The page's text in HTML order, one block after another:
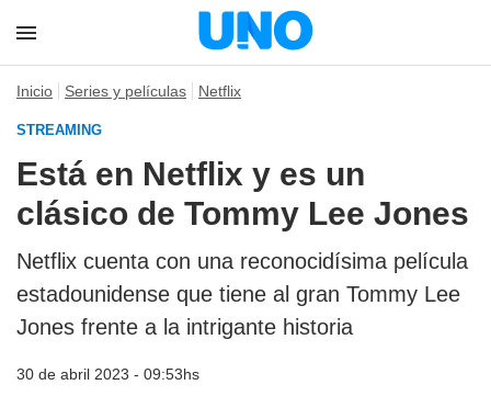
Inicio Series y películas Netflix
STREAMING
Está en Netflix y es un
clásico de Tommy Lee Jones
Netflix cuenta con una reconocidísima película
estadounidense que tiene al gran Tommy Lee
Jones frente a la intrigante historia
30 de abril 2023 - 09:53hs